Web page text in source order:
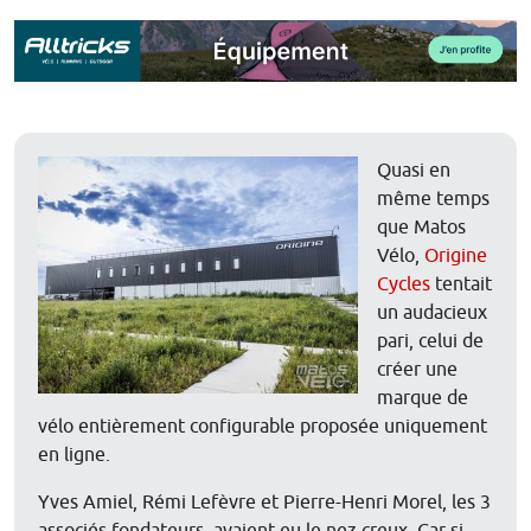
Quasi en
même temps
que Matos
Vélo, Origine
Cycles tentait
un audacieux
pari, celui de
créer une
marque de
vélo entièrement configurable proposée uniquement
en ligne.
Yves Amiel, Rémi Lefèvre et Pierre-Henri Morel, les 3